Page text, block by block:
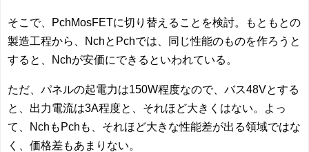
そこで、PchMosFETに切り替えることを検討。もともとの
製造工程から、NchとPchでは、同じ性能のものを作ろうと
すると、Nchが安価にできるといわれている。
ただ、パネルの起電力は150W程度なので、バス48Vとする
と、出力電流は3A程度と、それほど大きくはない。よっ
て、NchもPchも、それほど大きな性能差が出る領域ではな
く、価格差もあまりない。